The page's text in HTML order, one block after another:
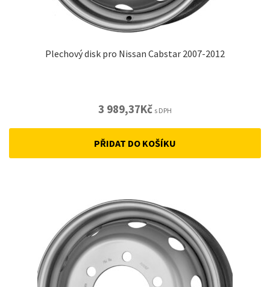
Plechový disk pro Nissan Cabstar 2007-2012
3 989,37Kč s DPH
PŘIDAT DO KOŠÍKU